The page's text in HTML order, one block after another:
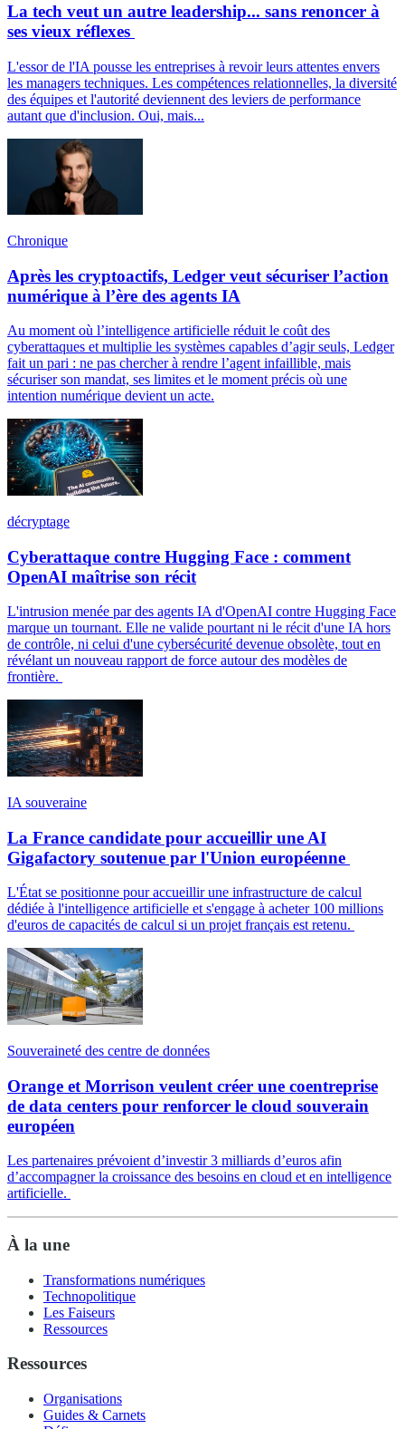
La tech veut un autre leadership... sans renoncer à
ses vieux réflexes
L'essor de l'IA pousse les entreprises à revoir leurs attentes envers
les managers techniques. Les compétences relationnelles, la diversité
des équipes et l'autorité deviennent des leviers de performance
autant que d'inclusion. Oui, mais...
Chronique
Après les cryptoactifs, Ledger veut sécuriser l’action
numérique à l’ère des agents IA
Au moment où l’intelligence artificielle réduit le coût des
cyberattaques et multiplie les systèmes capables d’agir seuls, Ledger
fait un pari : ne pas chercher à rendre l’agent infaillible, mais
sécuriser son mandat, ses limites et le moment précis où une
intention numérique devient un acte.
décryptage
Cyberattaque contre Hugging Face : comment
OpenAI maîtrise son récit
L'intrusion menée par des agents IA d'OpenAI contre Hugging Face
marque un tournant. Elle ne valide pourtant ni le récit d'une IA hors
de contrôle, ni celui d'une cybersécurité devenue obsolète, tout en
révélant un nouveau rapport de force autour des modèles de
frontière.
IA souveraine
La France candidate pour accueillir une AI
Gigafactory soutenue par l'Union européenne
L'État se positionne pour accueillir une infrastructure de calcul
dédiée à l'intelligence artificielle et s'engage à acheter 100 millions
d'euros de capacités de calcul si un projet français est retenu.
Souveraineté des centre de données
Orange et Morrison veulent créer une coentreprise
de data centers pour renforcer le cloud souverain
européen
Les partenaires prévoient d’investir 3 milliards d’euros afin
d’accompagner la croissance des besoins en cloud et en intelligence
artificielle.
À la une
Transformations numériques
Technopolitique
Les Faiseurs
Ressources
Ressources
Organisations
Guides & Carnets